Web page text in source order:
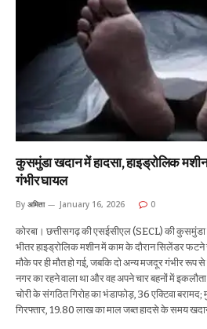
कुसमुंडा खदान में हादसा, हाइड्रोलिक
गंभीर घायल
By अमिता January 16, 2026 0
कोरबा। छत्तीसगढ़ की एसईसीएल (SECL) की
भीतर हाइड्रोलिक मशीन में काम के दौरान सिलेंडर
मौके पर ही मौत हो गई, जबकि दो अन्य मजदूर गंभीर
नगर का रहने वाला था और वह अपने चार बहनों में इकलौता
चोरी के संगठित गिरोह का भंडाफोड़, 36 एक्टिवा
गिरफ्तार, 19.80 लाख का माल जब्त हादसे के समय